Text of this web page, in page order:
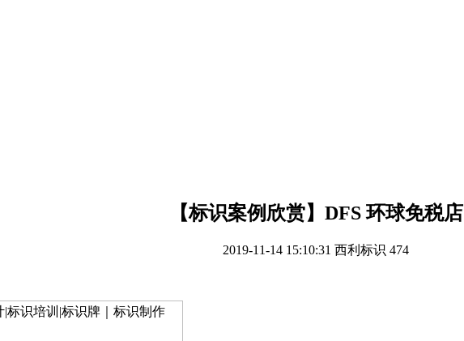
【标识案例欣赏】DFS 环球免税店
2019-11-14 15:10:31 西利标识 474